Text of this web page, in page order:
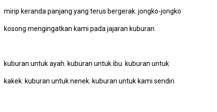
mirip keranda panjang yang terus bergerak. jongko-jongko
kosong mengingatkan kami pada jajaran kuburan
kuburan untuk ayah. kuburan untuk ibu. kuburan untuk
kakek. kuburan untuk nenek. kuburan untuk kami sendiri